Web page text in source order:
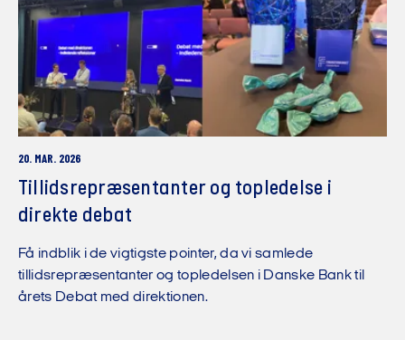
20. MAR. 2026
Tillidsrepræsentanter og topledelse i
direkte debat
Få indblik i de vigtigste pointer, da vi samlede
tillidsrepræsentanter og topledelsen i Danske Bank til
årets Debat med direktionen.